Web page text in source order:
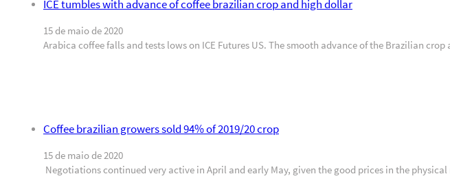
ICE tumbles with advance of coffee brazilian crop and high dollar
15 de maio de 2020
Arabica coffee falls and tests lows on ICE Futures US. The smooth advance of the Brazilian
Coffee brazilian growers sold 94% of 2019/20 crop
15 de maio de 2020
Negotiations continued very active in April and early May, given the good prices in the